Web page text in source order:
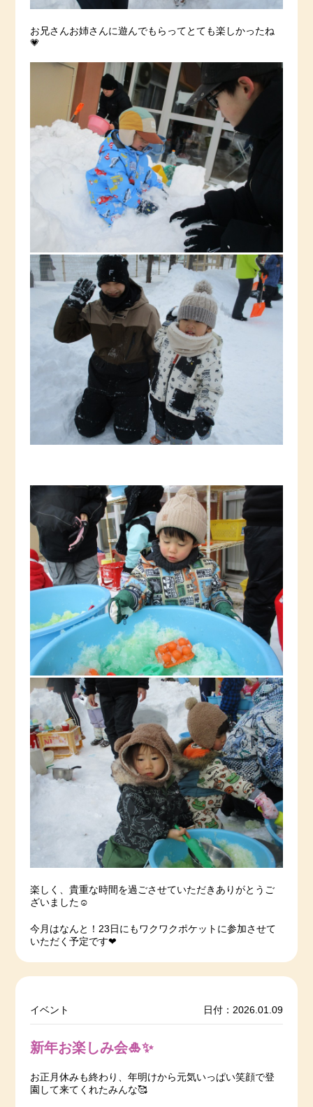
お兄さんお姉さんに遊んでもらってとても楽しかったね
💗
楽しく、貴重な時間を過ごさせていただきありがとうご
ざいました☺
今月はなんと！23日にもワクワクポケットに参加させて
いただく予定です❤
イベント 日付：2026.01.09
新年お楽しみ会🎍✨
お正月休みも終わり、年明けから元気いっぱい笑顔で登
園して来てくれたみんな🥰